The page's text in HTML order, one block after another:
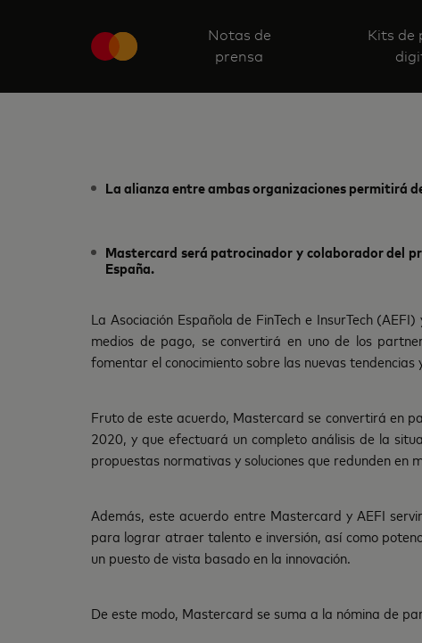
Notas de
prensa
Kits de
La alianza entre ambas organizaciones permitirá
Mastercard será patrocinador y colaborador del
España.
La Asociación Española de FinTech e InsurTech
medios de pago, se convertirá en uno de los
fomentar el conocimiento sobre las nuevas
Fruto de este acuerdo, Mastercard se convertirá en
2020, y que efectuará un completo análisis de la
propuestas normativas y soluciones que redunden
Además, este acuerdo entre Mastercard y AEFI
para lograr atraer talento e inversión, así como
un puesto de vista basado en la innovación.
De este modo, Mastercard se suma a la nómina de